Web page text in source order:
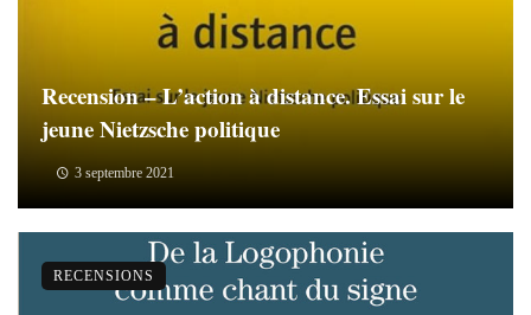
Recension – L’action à distance. Essai sur le
jeune Nietzsche politique
3 septembre 2021
RECENSIONS